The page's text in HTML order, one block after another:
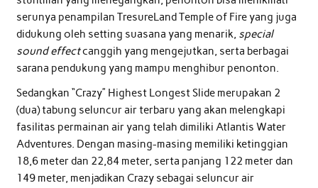
serunya penampilan TresureLand Temple of Fire yang juga
didukung oleh setting suasana yang menarik, special
sound effectcanggih yang mengejutkan, serta berbagai
sarana pendukung yang mampu menghibur penonton.
Sedangkan “Crazy” Highest Longest Slide merupakan 2
(dua) tabung seluncur air terbaru yang akan melengkapi
fasilitas permainan air yang telah dimiliki Atlantis Water
Adventures. Dengan masing-masing memiliki ketinggian
18,6 meter dan 22,84 meter, serta panjang 122 meter dan
149 meter, menjadikan Crazy sebagai seluncur air